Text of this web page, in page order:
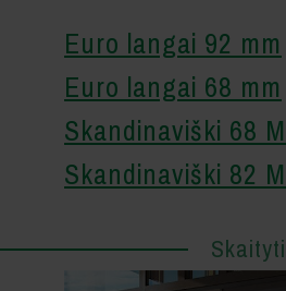
Euro langai 92 mm
Euro langai 68 mm
Skandinaviški 68
Skandinaviški 82